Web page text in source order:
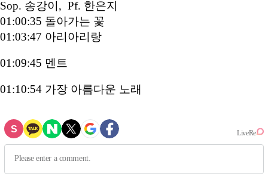
Sop. 송강이, Pf. 한은지
01:00:35 돌아가는 꽃
01:03:47 아리아리랑
01:09:45 멘트
01:10:54 가장 아름다운 노래